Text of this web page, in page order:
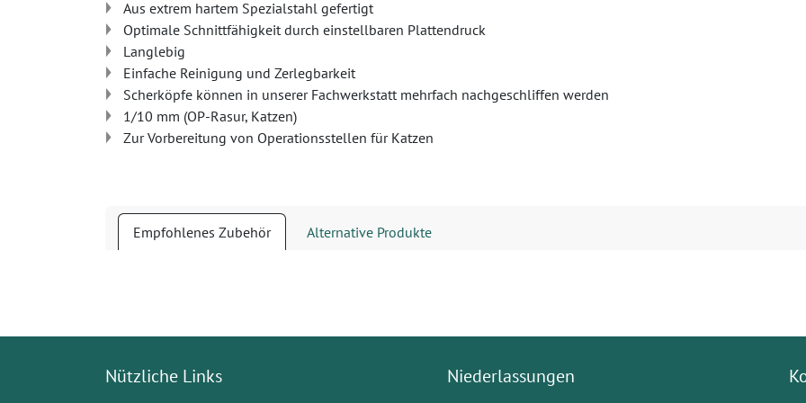
Aus extrem hartem Spezialstahl gefertigt
Optimale Schnittfähigkeit durch einstellbaren Plattendruck
Langlebig
Einfache Reinigung und Zerlegbarkeit
Scherköpfe können in unserer Fachwerkstatt mehrfach nachgeschliffen werden
1/10 mm (OP-Rasur, Katzen)
Zur Vorbereitung von Operationsstellen für Katzen
Empfohlenes Zubehör Alternative Produkte
Nützliche Links Niederlassungen